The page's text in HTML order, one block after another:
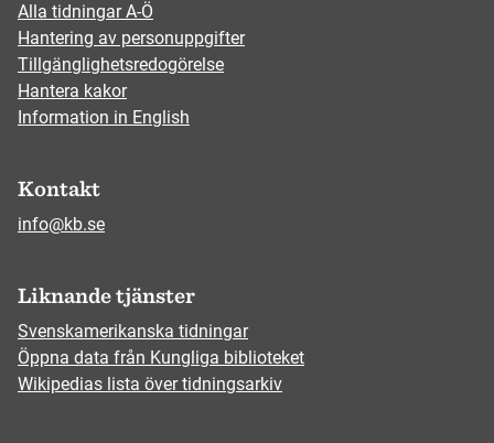
Alla tidningar A-Ö
Hantering av personuppgifter
Tillgänglighetsredogörelse
Hantera kakor
Information in English
Kontakt
info@kb.se
Liknande tjänster
Svenskamerikanska tidningar
Öppna data från Kungliga biblioteket
Wikipedias lista över tidningsarkiv